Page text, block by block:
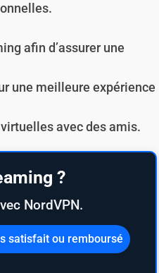
afin d’assurer une
une meilleure expérience
avec des amis.
?
NordVPN.
satisfait ou remboursé